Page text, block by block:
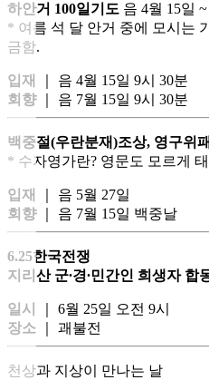
하안거 100일기도 음 4월 15일
* 여름 석 달 안거 중에 모시는
금함.
입재
｜ 음 4월 15일 9시 30분
회향｜ 음 7월 15일 9시 30분
백중절(우란분재)조상, 영구위
* 수자영가란? 영문도 모르게
입재
｜ 음 5월 27일
회향｜ 음 7월 15일 백중날
6.25한국전쟁
지리산 군∙경∙민간인 희생자 합
일시
｜ 6월 25일 오전 9시
장소 ｜ 괘불전
천상과 지상이 만나는 날